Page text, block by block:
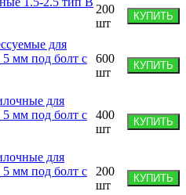
200
шт
КУПИТЬ
для
5 мм под болт с
600
шт
КУПИТЬ
для
5 мм под болт с
400
шт
КУПИТЬ
для
5 мм под болт с
200
шт
КУПИТЬ